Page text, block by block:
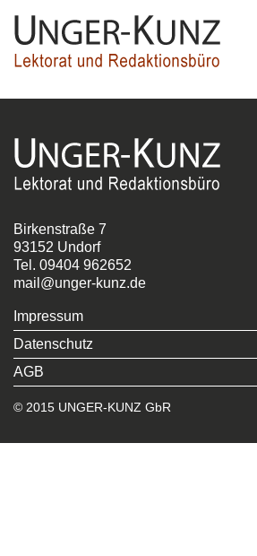
Was wir machen
Wie Sie uns erreichen
Birkenstraße 7
93152 Undorf
Tel. 09404 962652
mail@unger-kunz.de
Impressum
Datenschutz
AGB
© 2015 UNGER-KUNZ GbR